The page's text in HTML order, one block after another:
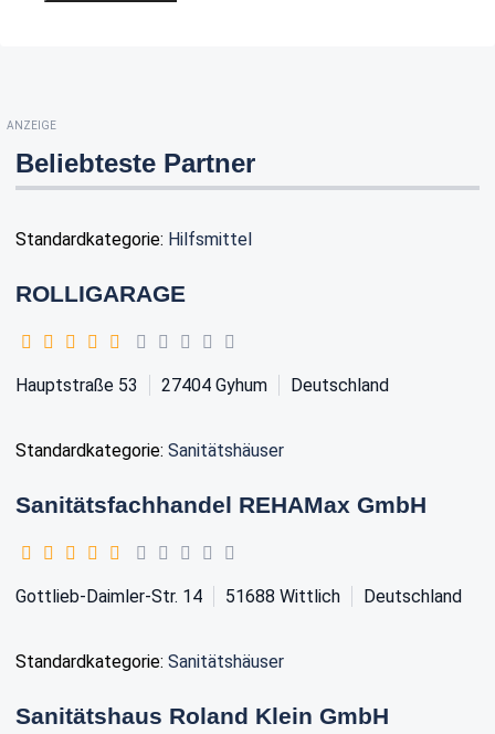
ANZEIGE
Beliebteste Partner
Standardkategorie: Hilfsmittel
ROLLIGARAGE
Hauptstraße 53 27404 Gyhum Deutschland
Standardkategorie: Sanitätshäuser
Sanitätsfachhandel REHAMax GmbH
Gottlieb-Daimler-Str. 14 51688 Wittlich Deutschland
Standardkategorie: Sanitätshäuser
Sanitätshaus Roland Klein GmbH